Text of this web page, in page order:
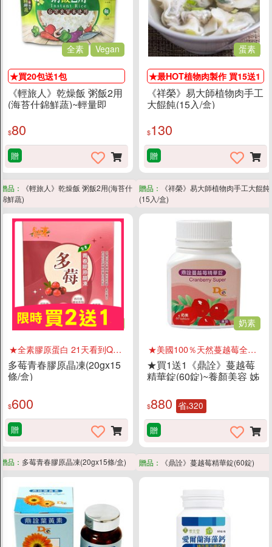
素易購LINE社群
聯絡我們
上架提案
全素 Vegan
★買20包送1包
《輕旅人》乾燥飯 粥飯2用
(海苔什錦鮮蔬)~輕量即
$80
贈
贈品：
《輕旅人》乾燥飯 粥飯2用(海苔什
錦鮮蔬)
蛋素
★最HOT植物肉製作 買15送1
《祥榮》易大師植物肉手工
大餛飩(15入/盒)
$130
贈
贈品：
《祥榮》易大師植物肉手工大餛飩
(15入/盒)
全素
★全素膠原蛋白 21天看到Q彈效果
多莓青春膠原晶凍(20gx15
條/盒)
$600
贈
贈品： 多莓青春膠原晶凍(20gx15條/盒)
奶素
★美國100％天然蔓越莓全果實的高濃縮萃取物
★買1送1《鼎詮》蔓越莓
精華錠(60錠)~養顏美容 姊
$880 省$320
贈
贈品： 《鼎詮》蔓越莓精華錠(60錠)